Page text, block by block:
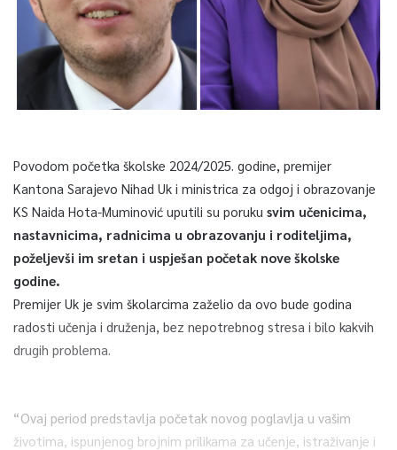
Povodom početka školske 2024/2025. godine, premijer
Kantona Sarajevo Nihad Uk i ministrica za odgoj i obrazovanje
KS Naida Hota-Muminović uputili su poruku svim učenicima,
nastavnicima, radnicima u obrazovanju i roditeljima,
poželjevši im sretan i uspješan početak nove školske
godine.
Premijer Uk je svim školarcima zaželio da ovo bude godina
radosti učenja i druženja, bez nepotrebnog stresa i bilo kakvih
drugih problema.
“Ovaj period predstavlja početak novog poglavlja u vašim
životima, ispunjenog brojnim prilikama za učenje, istraživanje i